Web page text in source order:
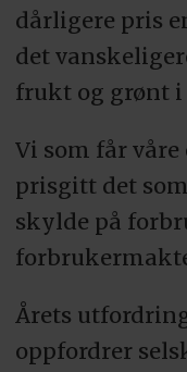
dårligere pris
det
frukt og grønt
Vi som får
prisgitt det
skylde på
Årets
oppfordrer